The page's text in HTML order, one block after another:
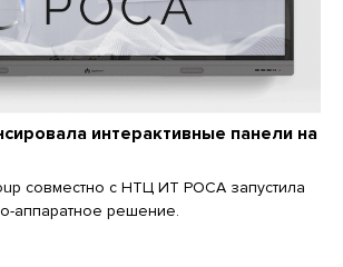
интерактивные панели на
совместно с НТЦ ИТ РОСА запустила
аппаратное решение.